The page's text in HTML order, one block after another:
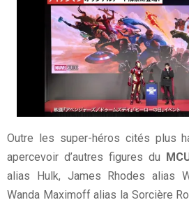
Outre les super-héros cités plus
apercevoir d’autres figures du
alias Hulk, James Rhodes alias
Wanda Maximoff alias la Sorcière